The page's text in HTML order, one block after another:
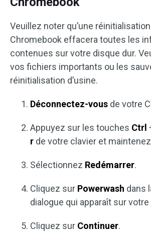
Veuillez noter qu’une réinitialisation
Chromebook effacera toutes les
contenues sur votre disque dur.
vos fichiers importants ou les
réinitialisation d’usine.
Déconnectez-vous de votre
Appuyez sur les touches Ctrl
r de votre clavier et
Sélectionnez Redémarrer.
Cliquez sur Powerwash dans
dialogue qui apparaît sur votre
Cliquez sur Continuer.